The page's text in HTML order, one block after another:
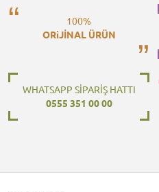
100%
ORiJİNAL ÜRÜN
WHATSAPP SİPARİŞ HATTI
0555 351 00 00